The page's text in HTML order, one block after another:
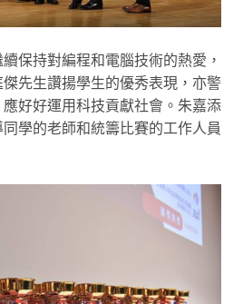
保持對編程和電腦技術的熱愛，
先生讚揚學生的優秀表現，亦警
好好運用科技貢獻社會。朱嘉添
學的老師和統籌比賽的工作人員